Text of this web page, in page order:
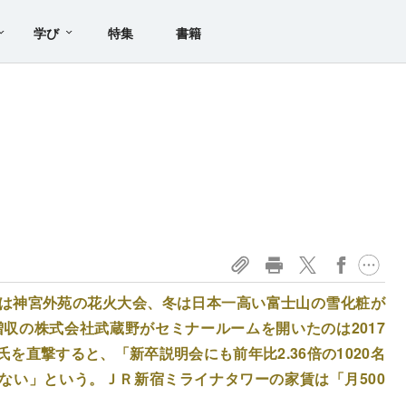
学び 特集 書籍
神宮外苑の花火大会、冬は日本一高い富士山の雪化粧が
の株式会社武蔵野がセミナールームを開いたのは2017
直撃すると、「新卒説明会にも前年比2.36倍の1020名
い」という。ＪＲ新宿ミライナタワーの家賃は「月500